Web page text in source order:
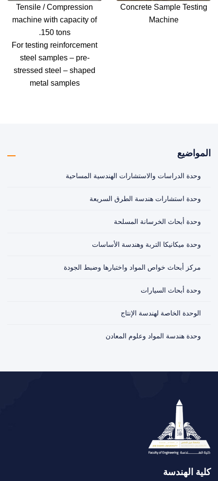
Concrete Sample Testing
Machine
Tensile / Compression
machine with capacity of
150 tons.
For testing reinforcement
steel samples – pre-
stressed steel – shaped
metal samples
المواضيع
وحدة الدراسات والاستشارات الهندسية المساحية
وحدة استشارات هندسة الطرق السريعة
وحدة أبحاث الخرسانة المسلحة
وحدة ميكانيكا التربة وهندسة الأساسات
مركز أبحاث خواص المواد واختبارها وضبط الجودة
وحدة أبحاث السيارات
الوحدة الخاصة لهندسة الإنتاج
وحدة هندسة المواد وعلوم المعادن
كلية الهندسة